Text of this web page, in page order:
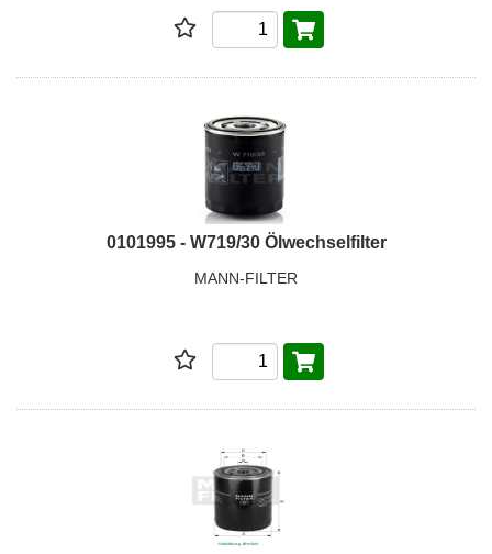
0101995 - W719/30 Ölwechselfilter
MANN-FILTER